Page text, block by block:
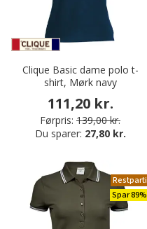
Clique Basic dame polo t-
shirt, Mørk navy
111,20 kr.
Førpris: 139,00 kr.
Du sparer: 27,80 kr.
Restparti
Spar 89%